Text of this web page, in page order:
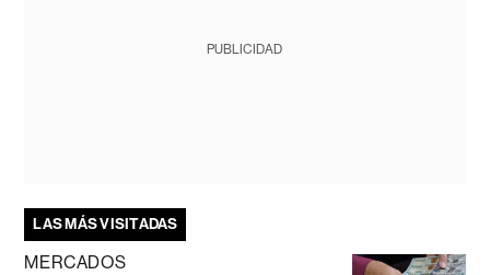
PUBLICIDAD
LAS MÁS VISITADAS
MERCADOS